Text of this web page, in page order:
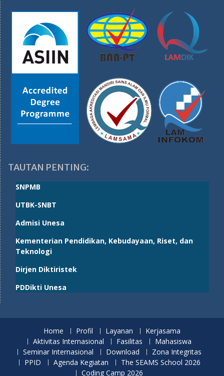
TAUTAN PENTING:
SNPMB
UTBK-SNBT
Admisi Unesa
Kementerian Pendidikan, Kebudayaan, Riset, dan
Teknologi
Dirjen Diktiristek
PDDikti Unesa
Home Profil Layanan
Kerjasama
Aktivitas Internasional
Fasilitas
Mahasiswa
Seminar Internasional
Download
Zona Integritas
PPID
Agenda Kegiatan
The SEAMS School 2026
Coding Camp 2026